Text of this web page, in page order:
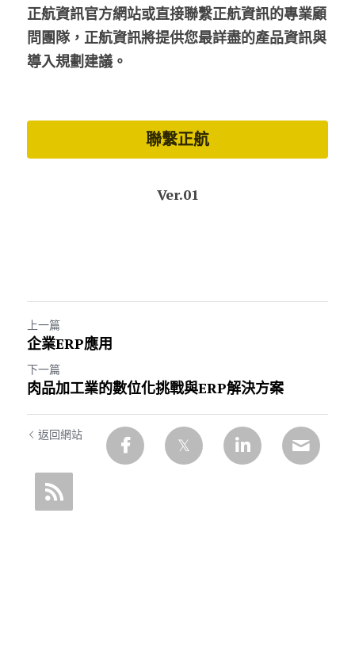
正航資訊官方網站或直接聯繫正航資訊的專業顧
問團隊，正航資訊將提供您最詳盡的產品資訊與
導入規劃建議。
聯繫正航
Ver.01
上一篇
企業ERP應用
下一篇
肉品加工業的數位化挑戰與ERP解決方案
返回網站